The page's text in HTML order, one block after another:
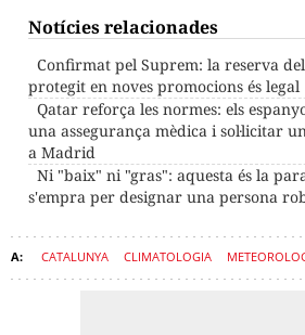
Notícies relacionades
Confirmat pel Suprem: la reserva
protegit en noves promocions és legal
Qatar reforça les normes: els
una assegurança mèdica i sol·licitar
a Madrid
Ni "baix" ni "gras": aquesta és la
s'empra per designar una persona
CATALUNYA CLIMATOLOGIA